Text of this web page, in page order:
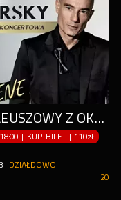
KONCERT JUBILEUSZOWY Z OKAZJI 30 LAT PRACY ARTYSTYCZNEJ
18:00 | KUP-BILET | 110zł
DZIAŁDOWO
20